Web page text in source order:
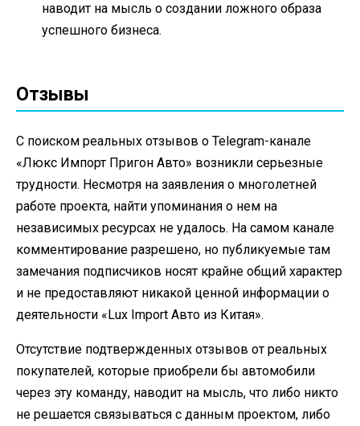
наводит на мысль о создании ложного образа
успешного бизнеса.
Отзывы
С поиском реальных отзывов о Telegram-канале
«Люкс Импорт Пригон Авто» возникли серьезные
трудности. Несмотря на заявления о многолетней
работе проекта, найти упоминания о нем на
независимых ресурсах не удалось. На самом канале
комментирование разрешено, но публикуемые там
замечания подписчиков носят крайне общий характер
и не предоставляют никакой ценной информации о
деятельности «Lux Import Авто из Китая».
Отсутствие подтвержденных отзывов от реальных
покупателей, которые приобрели бы автомобили
через эту команду, наводит на мысль, что либо никто
не решается связываться с данным проектом, либо